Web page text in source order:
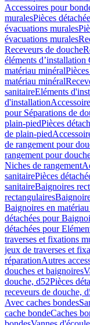
Accessoires pour
muralesPièces
évacuations murales
évacuations murales
Receveurs de douche
éléments
matériau minéral
matériau minéral
sanitaireEléments
d'installation
pour Séparations de
plain-piedPièces
de plain-pied
de rangement pour
rangement pour
Niches de rangement
sanitairePièces
sanitaireBaignoires
rectangulaires
Baignoires en
détachées pour
détachées pour
traverses et fixations
jeux de traverses et
réparationAutres
douches et baignoires
douche, d52Pièces
receveurs de douche,
Avec caches bondes
cache bondeCaches